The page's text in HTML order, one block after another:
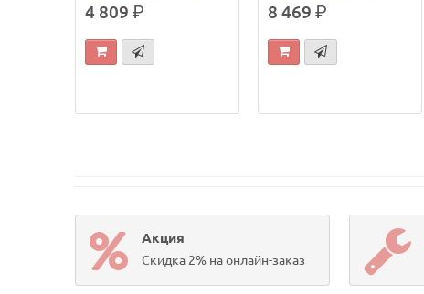
4 809р. 8 469р.
Акция
Скидка 2% на онлайн-заказ